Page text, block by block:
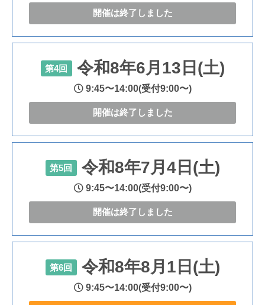
開催は終了しました
第4回 令和8年6月13日(土)
9:45〜14:00(受付9:00〜)
開催は終了しました
第5回 令和8年7月4日(土)
9:45〜14:00(受付9:00〜)
開催は終了しました
第6回 令和8年8月1日(土)
9:45〜14:00(受付9:00〜)